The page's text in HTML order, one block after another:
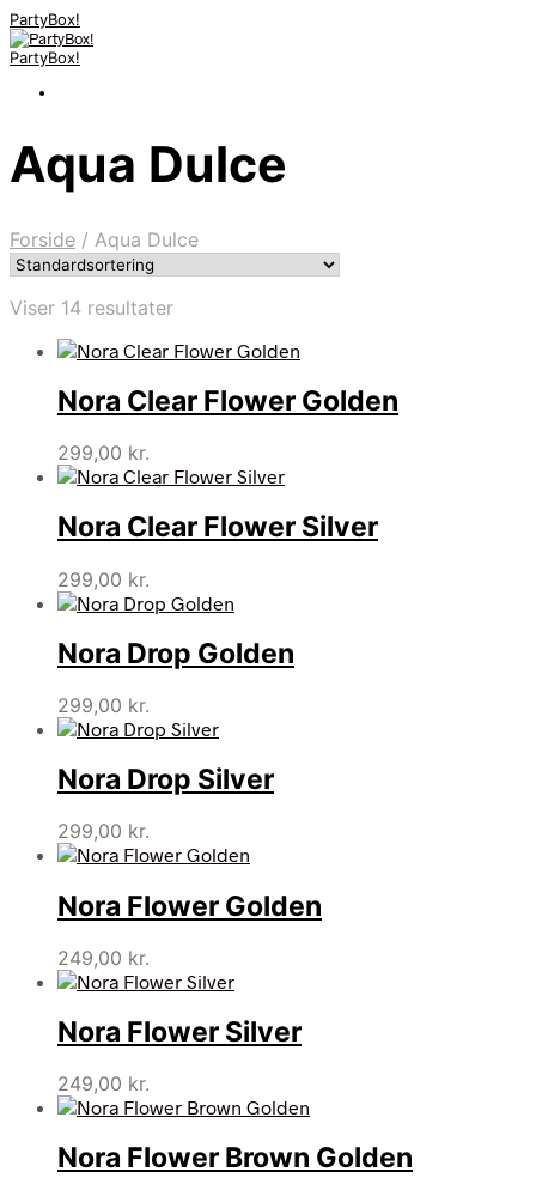
PartyBox!
PartyBox!
Aqua Dulce
Forside / Aqua Dulce
Viser 14 resultater
Nora Clear Flower Golden
299,00 kr.
Nora Clear Flower Silver
299,00 kr.
Nora Drop Golden
299,00 kr.
Nora Drop Silver
299,00 kr.
Nora Flower Golden
249,00 kr.
Nora Flower Silver
249,00 kr.
Nora Flower Brown Golden